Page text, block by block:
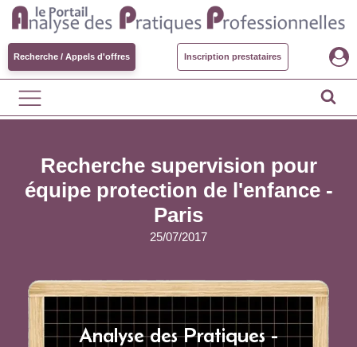
Recherche / Appels d'offres Inscription prestataires
Recherche supervision pour
équipe protection de l'enfance -
Paris
25/07/2017
Analyse des Pratiques -